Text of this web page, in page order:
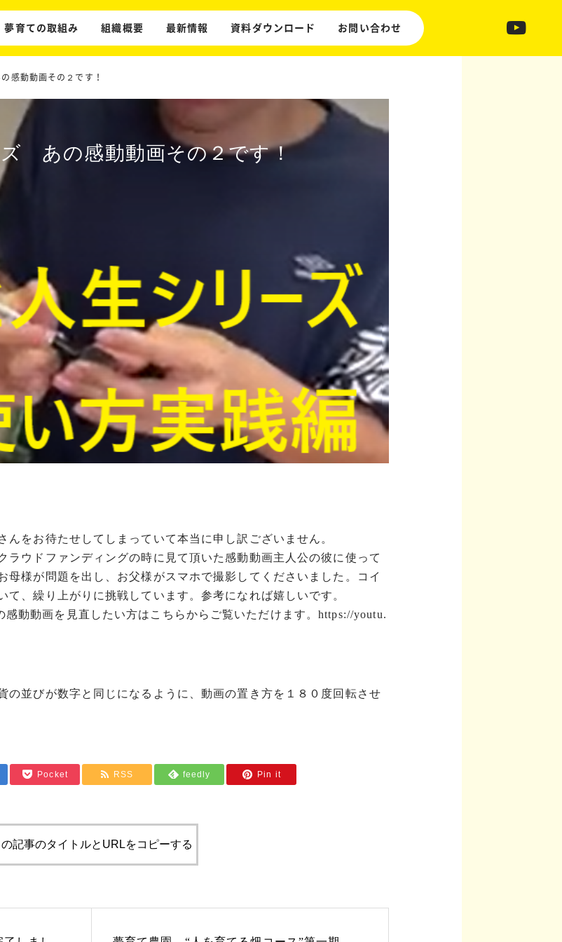
夢育ての取組み 組織概要 最新情報 資料ダウンロード お問い合わせ
感動動画その２です！
あの感動動画その２です！
んをお待たせしてしまっていて本当に申し訳ございません。
ラウドファンディングの時に見て頂いた感動動画主人公の彼に使って
母様が問題を出し、お父様がスマホで撮影してくださいました。コイ
て、繰り上がりに挑戦しています。参考になれば嬉しいです。
動動画を見直したい方はこちらからご覧いただけます。https://youtu.
の並びが数字と同じになるように、動画の置き方を１８０度回転させ
Pocket RSS feedly Pin it
の記事のタイトルとURLをコピーする